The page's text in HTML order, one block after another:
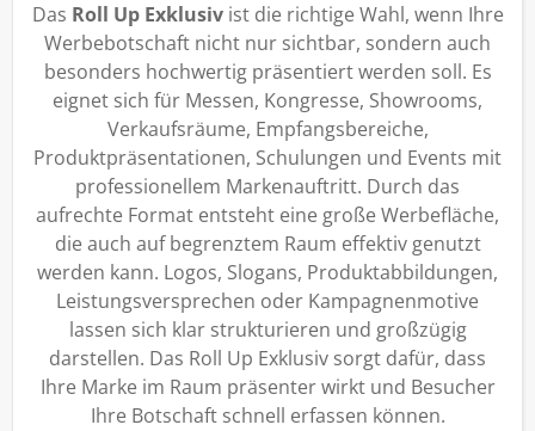
Das Roll Up Exklusivist die richtige Wahl, wenn Ihre
Werbebotschaft nicht nur sichtbar, sondern auch
besonders hochwertig präsentiert werden soll. Es
eignet sich für Messen, Kongresse, Showrooms,
Verkaufsräume, Empfangsbereiche,
Produktpräsentationen, Schulungen und Events mit
professionellem Markenauftritt. Durch das
aufrechte Format entsteht eine große Werbefläche,
die auch auf begrenztem Raum effektiv genutzt
werden kann. Logos, Slogans, Produktabbildungen,
Leistungsversprechen oder Kampagnenmotive
lassen sich klar strukturieren und großzügig
darstellen. Das Roll Up Exklusiv sorgt dafür, dass
Ihre Marke im Raum präsenter wirkt und Besucher
Ihre Botschaft schnell erfassen können.